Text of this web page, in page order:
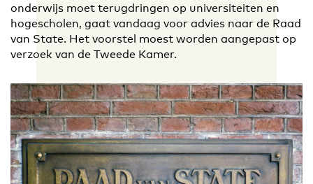
onderwijs moet terugdringen op universiteiten en
hogescholen, gaat vandaag voor advies naar de Raad
van State. Het voorstel moest worden aangepast op
verzoek van de Tweede Kamer.